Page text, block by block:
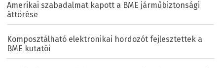
Amerikai szabadalmat kapott a BME járműbiztonsági
áttörése
Komposztálható elektronikai hordozót fejlesztettek a
BME kutatói